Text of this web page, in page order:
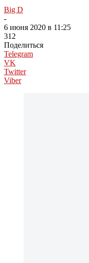
Big D
-
6 июня 2020 в 11:25
312
Поделиться
Telegram
VK
Twitter
Viber